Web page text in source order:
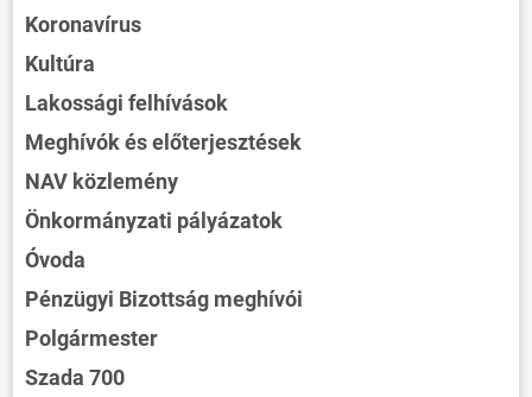
Koronavírus
Kultúra
Lakossági felhívások
Meghívók és előterjesztések
NAV közlemény
Önkormányzati pályázatok
Óvoda
Pénzügyi Bizottság meghívói
Polgármester
Szada 700